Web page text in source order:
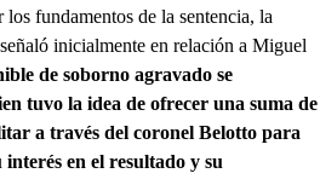
fundamentos de la sentencia, la
inicialmente en relación a Miguel
de soborno agravado se
tuvo la idea de ofrecer una suma de
a través del coronel Belotto para
en el resultado y su